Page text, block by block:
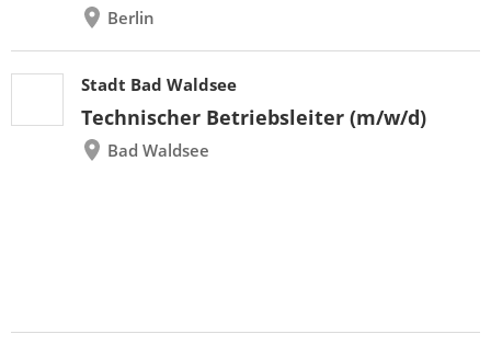
Berlin
Stadt Bad Waldsee
Technischer Betriebsleiter (m/w/d)
Bad Waldsee